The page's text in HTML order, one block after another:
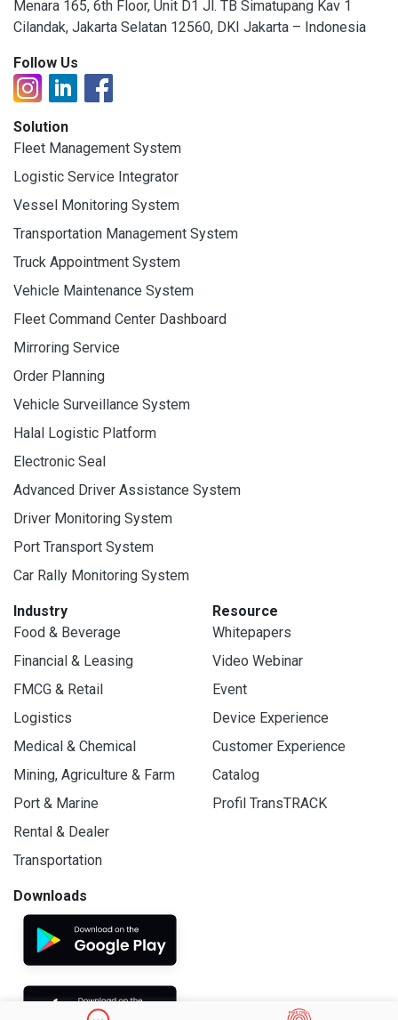
Menara 165, 6th Floor, Unit D1 Jl. TB Simatupang Kav 1
Cilandak, Jakarta Selatan 12560, DKI Jakarta – Indonesia
Follow Us
Solution
Fleet Management System
Logistic Service Integrator
Vessel Monitoring System
Transportation Management System
Truck Appointment System
Vehicle Maintenance System
Fleet Command Center Dashboard
Mirroring Service
Order Planning
Vehicle Surveillance System
Halal Logistic Platform
Electronic Seal
Advanced Driver Assistance System
Driver Monitoring System
Port Transport System
Car Rally Monitoring System
Industry
Food & Beverage
Financial & Leasing
FMCG & Retail
Logistics
Medical & Chemical
Mining, Agriculture & Farm
Port & Marine
Rental & Dealer
Transportation
Resource
Whitepapers
Video Webinar
Event
Device Experience
Customer Experience
Catalog
Profil TransTRACK
Downloads